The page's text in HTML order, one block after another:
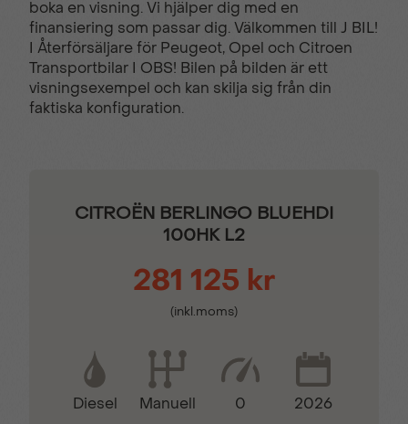
Apple CarPlay®
Belysning i
lastutrymmet
Belysning i skåp Bluetooth & USB
Digital serviceindikator Dimstrålkastare
Elektrisk startspärr
Eljusterbara
sidospeglar
Eluppvärmd vindruta
ESP & ASR –antisladd-
& spinnsystem
boka en visning. Vi hjälper dig med en
finansiering som passar dig. Välkommen till J BIL!
I Återförsäljare för Peugeot, Opel och Citroen
Transportbilar I OBS! Bilen på bilden är ett
visningsexempel och kan skilja sig från din
faktiska konfiguration.
CITROËN BERLINGO BLUEHDI
100HK L2
281 125 kr
(inkl.moms)
Diesel Manuell 0 2026